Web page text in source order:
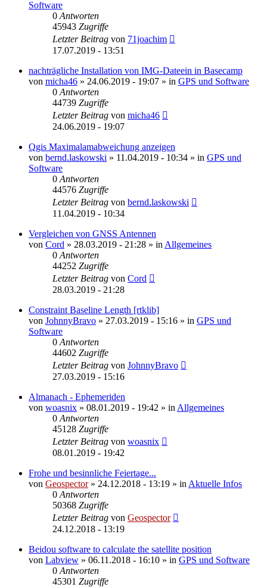
Software
0 Antworten
45943 Zugriffe
Letzter Beitrag von 71joachim
17.07.2019 - 13:51
nachträgliche Installation von IMG-Dateein in Basecamp
von micha46 » 24.06.2019 - 19:07 » in GPS und Software
0 Antworten
44739 Zugriffe
Letzter Beitrag von micha46
24.06.2019 - 19:07
Qgis Maximalamabweichung anzeigen
von bernd.laskowski » 11.04.2019 - 10:34 » in GPS und
Software
0 Antworten
44576 Zugriffe
Letzter Beitrag von bernd.laskowski
11.04.2019 - 10:34
Vergleichen von GNSS Antennen
von Cord » 28.03.2019 - 21:28 » in Allgemeines
0 Antworten
44252 Zugriffe
Letzter Beitrag von Cord
28.03.2019 - 21:28
Constraint Baseline Length [rtklib]
von JohnnyBravo » 27.03.2019 - 15:16 » in GPS und
Software
0 Antworten
44602 Zugriffe
Letzter Beitrag von JohnnyBravo
27.03.2019 - 15:16
Almanach - Ephemeriden
von woasnix » 08.01.2019 - 19:42 » in Allgemeines
0 Antworten
45128 Zugriffe
Letzter Beitrag von woasnix
08.01.2019 - 19:42
Frohe und besinnliche Feiertage...
von Geospector» 24.12.2018 - 13:19 » in Aktuelle Infos
0 Antworten
50368 Zugriffe
Letzter Beitrag von Geospector
24.12.2018 - 13:19
Beidou software to calculate the satellite position
von Labview » 06.11.2018 - 16:10 » in GPS und Software
0 Antworten
45301 Zugriffe